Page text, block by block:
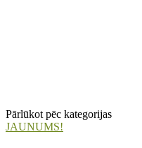
Pārlūkot pēc kategorijas
JAUNUMS!